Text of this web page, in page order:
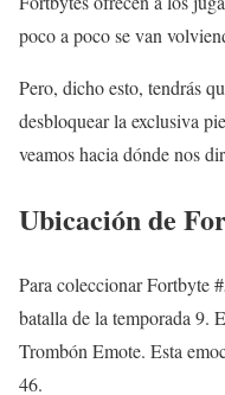
poco a poco se van
Pero, dicho esto, tendrás
desbloquear la exclusiva
veamos hacia dónde nos
Ubicación de
Para coleccionar Fortbyte
batalla de la temporada 9.
Trombón Emote. Esta
46.